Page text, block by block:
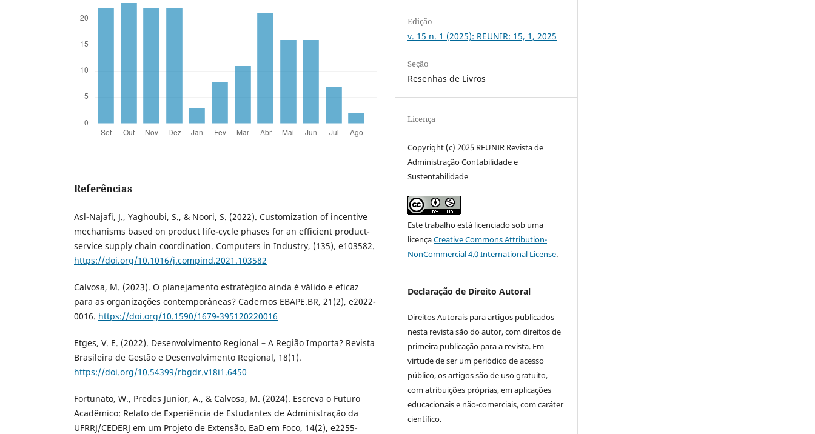
Referências
Asl-Najafi, J., Yaghoubi, S., & Noori, S. (2022). Customization of incentive
mechanisms based on product life-cycle phases for an efficient product-
service supply chain coordination. Computers in Industry, (135), e103582.
https://doi.org/10.1016/j.compind.2021.103582
Calvosa, M. (2023). O planejamento estratégico ainda é válido e eficaz
para as organizações contemporâneas? Cadernos EBAPE.BR, 21(2), e2022-
0016. https://doi.org/10.1590/1679-395120220016
Etges, V. E. (2022). Desenvolvimento Regional – A Região Importa? Revista
Brasileira de Gestão e Desenvolvimento Regional, 18(1).
https://doi.org/10.54399/rbgdr.v18i1.6450
Fortunato, W., Predes Junior, A., & Calvosa, M. (2024). Escreva o Futuro
Acadêmico: Relato de Experiência de Estudantes de Administração da
UFRRJ/CEDERJ em um Projeto de Extensão. EaD em Foco, 14(2), e2255-
Edição
v. 15 n. 1 (2025): REUNIR: 15, 1, 2025
Seção
Resenhas de Livros
Licença
Copyright (c) 2025 REUNIR Revista de
Administração Contabilidade e
Sustentabilidade
Este trabalho está licenciado sob uma
licençaCreative Commons Attribution-
NonCommercial 4.0 International License.
Declaração de Direito Autoral
Direitos Autorais para artigos publicados
nesta revista são do autor, com direitos de
primeira publicação para a revista. Em
virtude de ser um periódico de acesso
público, os artigos são de uso gratuito,
com atribuições próprias, em aplicações
educacionais e não-comerciais, com caráter
científico.